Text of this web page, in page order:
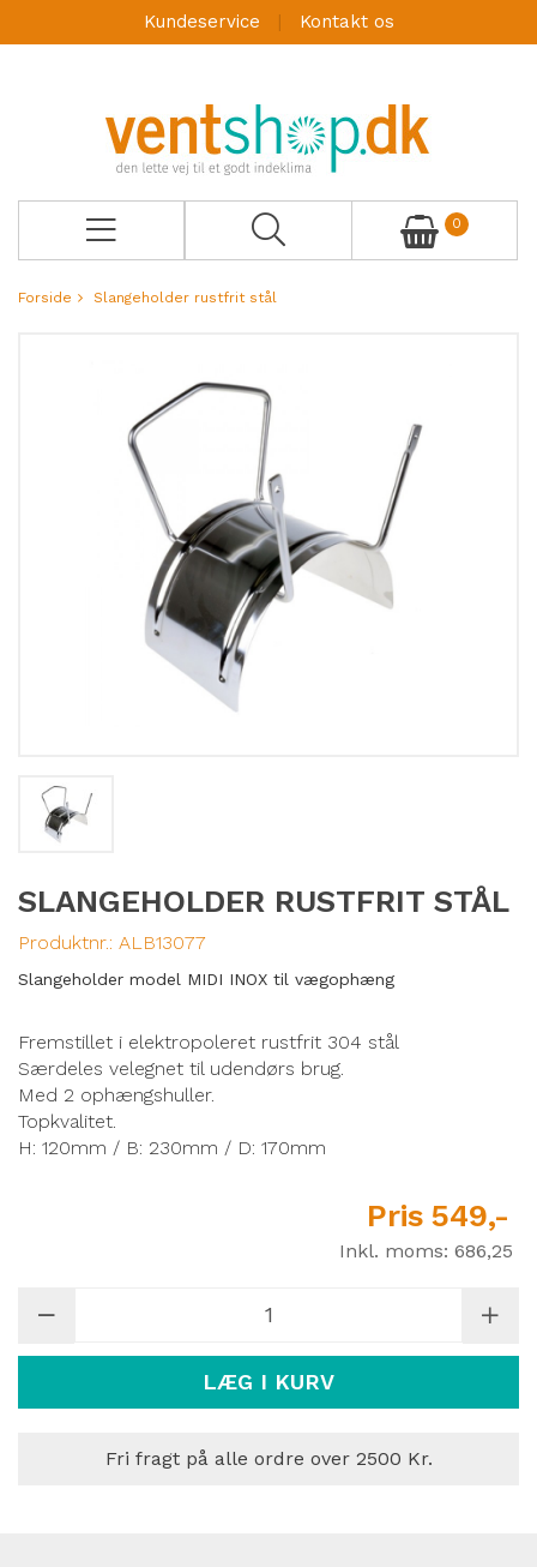
Kundeservice Kontakt os
0
Forside Slangeholder rustfrit stål
SLANGEHOLDER RUSTFRIT STÅL
Produktnr.: ALB13077
Slangeholder model MIDI INOX til vægophæng
Fremstillet i elektropoleret rustfrit 304 stål
Særdeles velegnet til udendørs brug.
Med 2 ophængshuller.
Topkvalitet.
H: 120mm / B: 230mm / D: 170mm
Pris 549,-
Inkl. moms: 686,25
LÆG I KURV
Fri fragt på alle ordre over 2500 Kr.